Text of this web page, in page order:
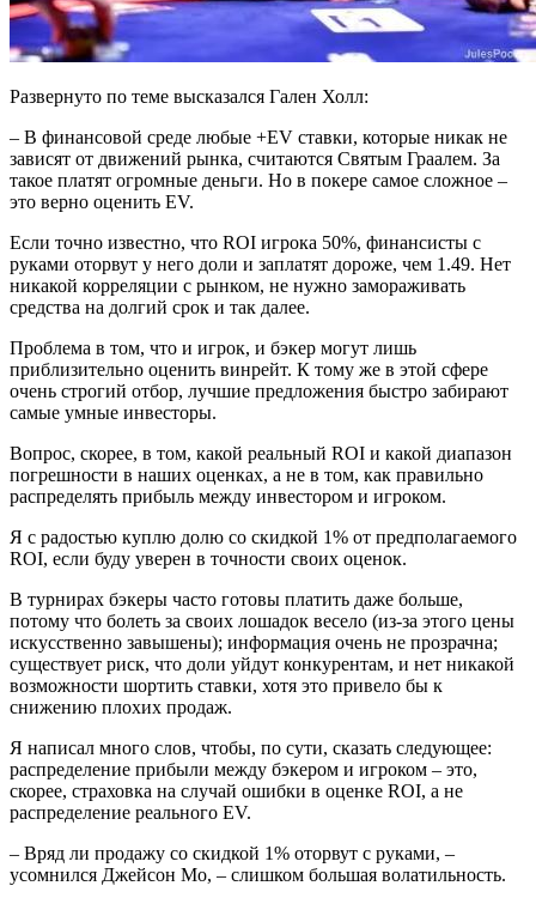
Развернуто по теме высказался Гален Холл:
– В финансовой среде любые +EV ставки, которые никак не
зависят от движений рынка, считаются Святым Граалем. За
такое платят огромные деньги. Но в покере самое сложное –
это верно оценить EV.
Если точно известно, что ROI игрока 50%, финансисты с
руками оторвут у него доли и заплатят дороже, чем 1.49. Нет
никакой корреляции с рынком, не нужно замораживать
средства на долгий срок и так далее.
Проблема в том, что и игрок, и бэкер могут лишь
приблизительно оценить винрейт. К тому же в этой сфере
очень строгий отбор, лучшие предложения быстро забирают
самые умные инвесторы.
Вопрос, скорее, в том, какой реальный ROI и какой диапазон
погрешности в наших оценках, а не в том, как правильно
распределять прибыль между инвестором и игроком.
Я с радостью куплю долю со скидкой 1% от предполагаемого
ROI, если буду уверен в точности своих оценок.
В турнирах бэкеры часто готовы платить даже больше,
потому что болеть за своих лошадок весело (из-за этого цены
искусственно завышены); информация очень не прозрачна;
существует риск, что доли уйдут конкурентам, и нет никакой
возможности шортить ставки, хотя это привело бы к
снижению плохих продаж.
Я написал много слов, чтобы, по сути, сказать следующее:
распределение прибыли между бэкером и игроком – это,
скорее, страховка на случай ошибки в оценке ROI, а не
распределение реального EV.
– Вряд ли продажу со скидкой 1% оторвут с руками, –
усомнился Джейсон Мо, – слишком большая волатильность.